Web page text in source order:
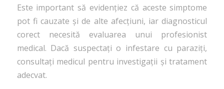
Este important să evidențiez că aceste simptome
pot fi cauzate și de alte afecțiuni, iar diagnosticul
corect necesită evaluarea unui profesionist
medical. Dacă suspectați o infestare cu paraziți,
consultați medicul pentru investigații și tratament
adecvat.